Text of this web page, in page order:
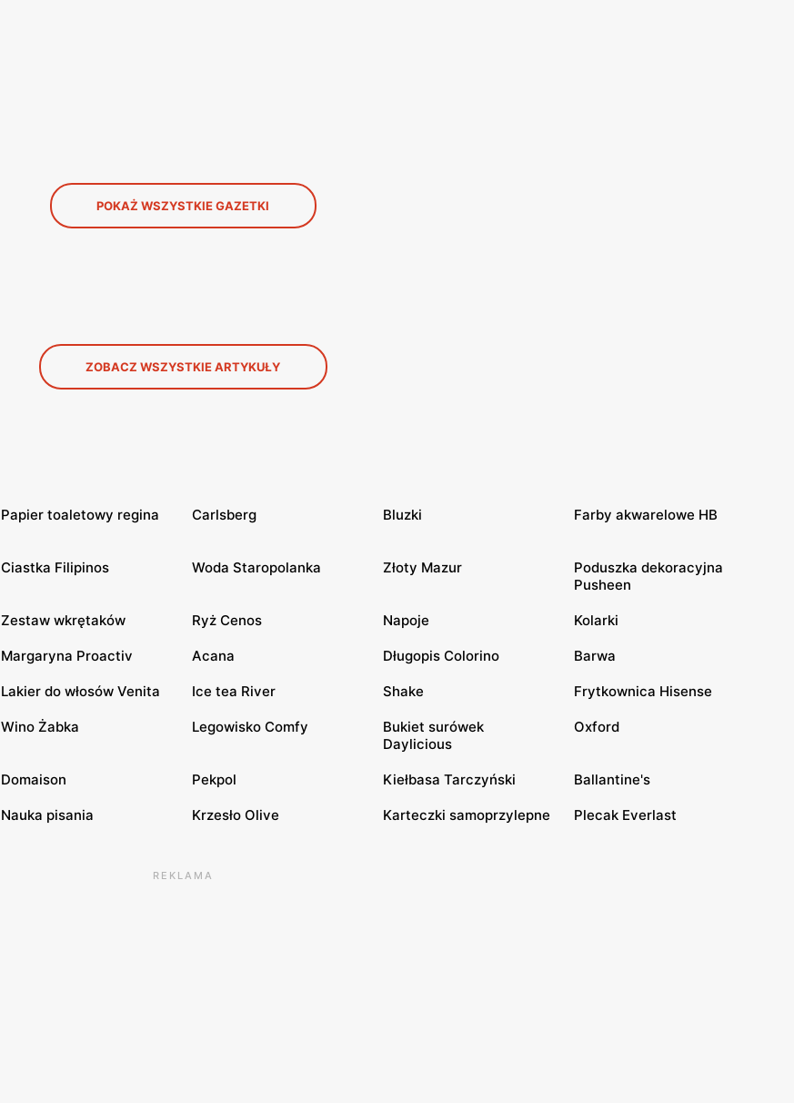
POKAŻ WSZYSTKIE GAZETKI
ZOBACZ WSZYSTKIE ARTYKUŁY
Papier toaletowy regina Carlsberg Bluzki Farby akwarelowe HB
Ciastka Filipinos Woda Staropolanka Złoty Mazur
Poduszka dekoracyjna
Pusheen
Zestaw wkrętaków Ryż Cenos Napoje Kolarki
Margaryna Proactiv Acana Długopis Colorino Barwa
Lakier do włosów Venita Ice tea River Shake Frytkownica Hisense
Wino Żabka Legowisko Comfy
Bukiet surówek
Daylicious
Oxford
Domaison Pekpol Kiełbasa Tarczyński Ballantine's
Nauka pisania Krzesło Olive Karteczki samoprzylepne Plecak Everlast
REKLAMA